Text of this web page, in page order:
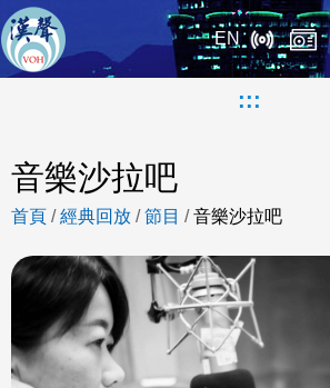
EN
:::
音樂沙拉吧
首頁 /經典回放 /節目 /音樂沙拉吧